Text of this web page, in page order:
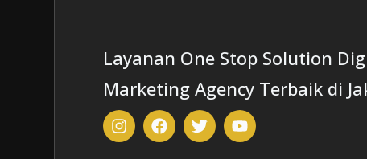
Layanan One Stop Solution
Marketing Agency Terbaik di